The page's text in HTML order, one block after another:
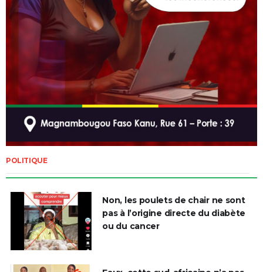
POLITIQUE
Non, les poulets de chair ne sont
pas à l’origine directe du diabète
ou du cancer